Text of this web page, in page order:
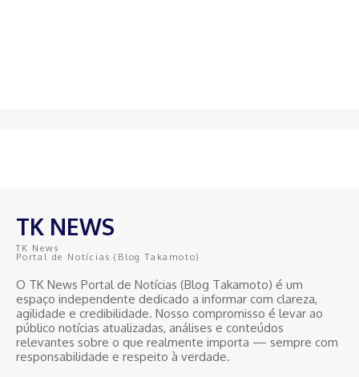
TK NEWS
TK News
Portal de Notícias (Blog Takamoto)
O TK News Portal de Notícias (Blog Takamoto) é um
espaço independente dedicado a informar com clareza,
agilidade e credibilidade. Nosso compromisso é levar ao
público notícias atualizadas, análises e conteúdos
relevantes sobre o que realmente importa — sempre com
responsabilidade e respeito à verdade.